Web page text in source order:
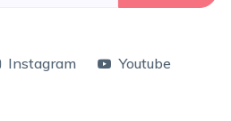
Instagram Youtube